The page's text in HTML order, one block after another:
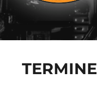
TERMINE